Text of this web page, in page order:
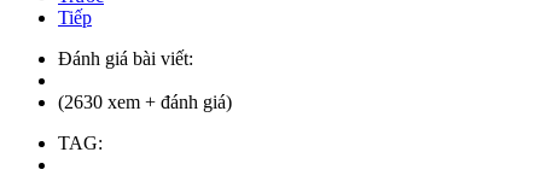
Tiếp
Đánh giá bài viết:
(2630 xem + đánh giá)
TAG: